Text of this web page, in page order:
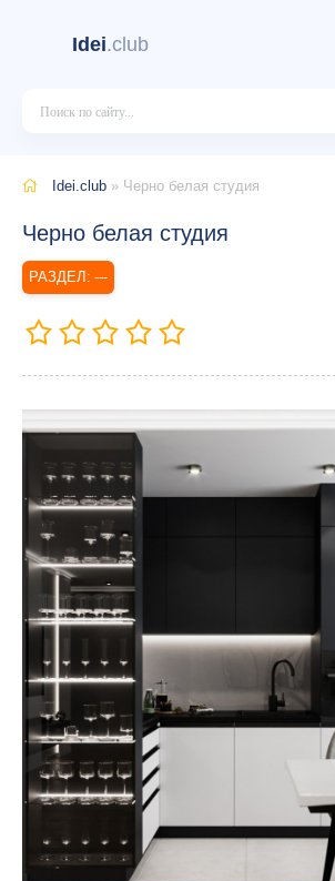
Idei.club
Idei.club » Черно белая студия
Черно белая студия
---